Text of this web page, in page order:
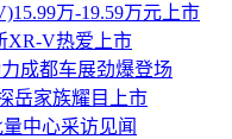
万-19.59万元上市
XR-V热爱上市
成都车展劲爆登场
岳家族耀目上市
中心采访见闻